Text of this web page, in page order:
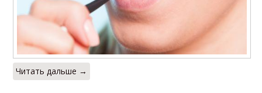
Читать дальше →